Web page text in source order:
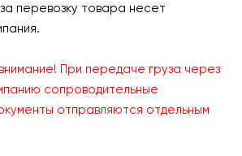
перевозку товара несет
При передаче груза через
сопроводительные
отправляются отдельным